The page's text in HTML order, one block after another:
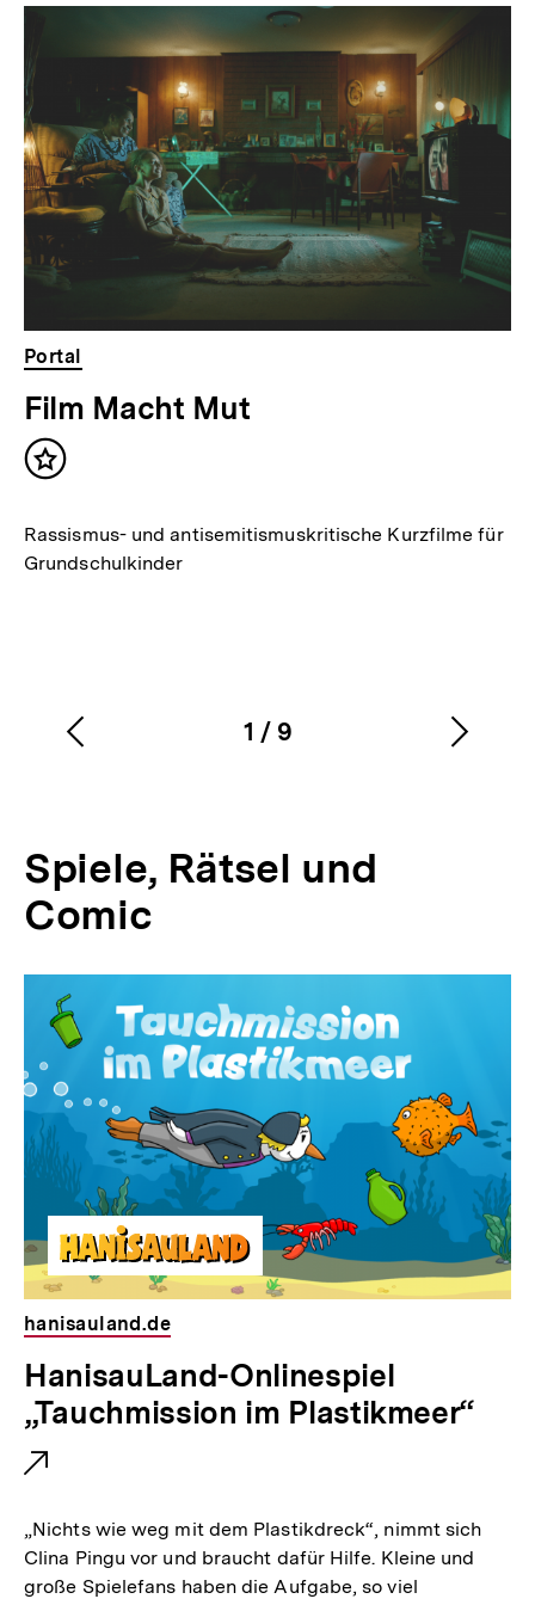
Inhaltskarussell
überspringen
Portal
Film Macht Mut
Inhalt
Rassismus- und antisemitismuskritische Kurzfilme für
Grundschulkinder
Karussellinhalt
1
von
/ 9
Vorherigen
Spiele, Rätsel und
Comic
überspringen
hanisauland.de
E
x
t
e
r
n
HanisauLand-Onlinespiel
„Tauchmission im Plastikmeer“
„Nichts wie weg mit dem Plastikdreck“, nimmt sich
Clina Pingu vor und braucht dafür Hilfe. Kleine und
große Spielefans haben die Aufgabe, so viel